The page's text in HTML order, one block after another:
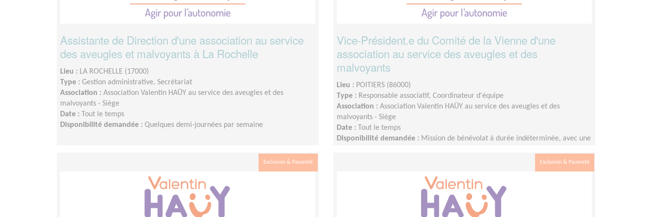
Assistante de Direction d'une association au service
des aveugles et malvoyants à La Rochelle
Lieu : LA ROCHELLE (17000)
Type : Gestion administrative, Secrétariat
Association : Association Valentin HAÜY au service des aveugles et des
malvoyants - Siège
Date :
Tout le temps
Disponibilité demandée : Quelques demi-journées par semaine
Vice-Président.e du Comité de la Vienne d'une
association au service des aveugles et des
malvoyants
Lieu : POITIERS (86000)
Type : Responsable associatif, Coordinateur d'équipe
Association : Association Valentin HAÜY au service des aveugles et des
malvoyants - Siège
Date :
Tout le temps
Disponibilité demandée : Mission de bénévolat à durée indéterminée, avec une
présence accrue dans un deuxième temps, avec le remplacement à moyen
terme de la Présidente actuelle).Avec l’impulsion de la personne recherchée, ce
Comité de la Vienne est appelé à un fort développement compte tenu de
l’importance de l’agglomération.
Exclusion & Pauvreté Exclusion & Pauvreté